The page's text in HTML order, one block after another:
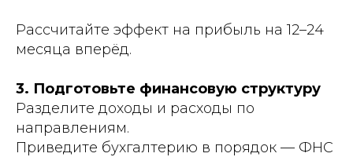
Рассчитайте эффект на прибыль на 12–24
месяца вперёд.
3. Подготовьте финансовую структуру
Разделите доходы и расходы по
направлениям.
Приведите бухгалтерию в порядок — ФНС